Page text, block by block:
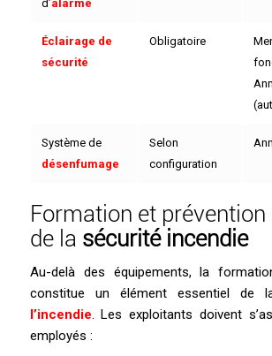
d’alarme
Éclairage de
sécurité
Obligatoire
Système de
désenfumage
Selon
configuration
Formation et prévention
de la sécurité incendie
Au-delà des équipements, la
constitue un élément essentiel de
l’incendie. Les exploitants doivent
employés :